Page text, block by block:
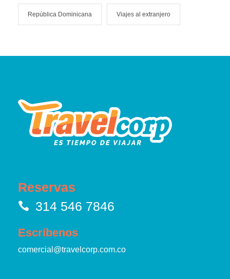
República Dominicana Viajes al extranjero
Reservas
314 546 7846
Escríbenos
comercial@travelcorp.com.co